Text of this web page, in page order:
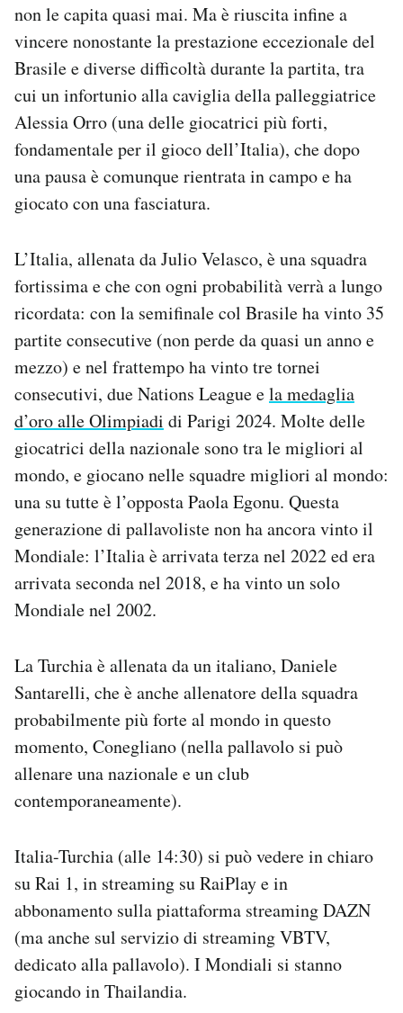
non le capita quasi mai. Ma è riuscita infine a
vincere nonostante la prestazione eccezionale del
Brasile e diverse difficoltà durante la partita, tra
cui un infortunio alla caviglia della palleggiatrice
Alessia Orro (una delle giocatrici più forti,
fondamentale per il gioco dell’Italia), che dopo
una pausa è comunque rientrata in campo e ha
giocato con una fasciatura.
L’Italia, allenata da Julio Velasco, è una squadra
fortissima e che con ogni probabilità verrà a lungo
ricordata: con la semifinale col Brasile ha vinto 35
partite consecutive (non perde da quasi un anno e
mezzo) e nel frattempo ha vinto tre tornei
consecutivi, due Nations League ela medaglia
d’oro alle Olimpiadi di Parigi 2024. Molte delle
giocatrici della nazionale sono tra le migliori al
mondo, e giocano nelle squadre migliori al mondo:
una su tutte è l’opposta Paola Egonu. Questa
generazione di pallavoliste non ha ancora vinto il
Mondiale: l’Italia è arrivata terza nel 2022 ed era
arrivata seconda nel 2018, e ha vinto un solo
Mondiale nel 2002.
La Turchia è allenata da un italiano, Daniele
Santarelli, che è anche allenatore della squadra
probabilmente più forte al mondo in questo
momento, Conegliano (nella pallavolo si può
allenare una nazionale e un club
contemporaneamente).
Italia-Turchia (alle 14:30) si può vedere in chiaro
su Rai 1, in streaming su RaiPlay e in
abbonamento sulla piattaforma streaming DAZN
(ma anche sul servizio di streaming VBTV,
dedicato alla pallavolo). I Mondiali si stanno
giocando in Thailandia.